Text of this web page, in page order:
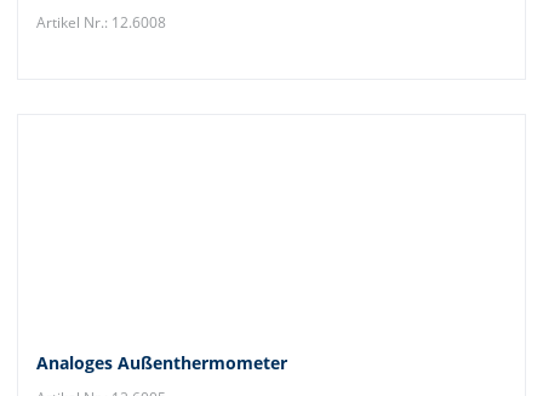
Artikel Nr.: 12.6008
Analoges Außenthermometer